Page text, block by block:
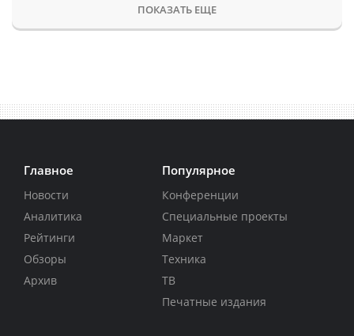
ПОКАЗАТЬ ЕЩЕ
Главное
Новости
Аналитика
Рейтинги
Обзоры
Архив
Популярное
Конференции
Специальные проекты
Маркет
Техника
ТВ
Печатные издания